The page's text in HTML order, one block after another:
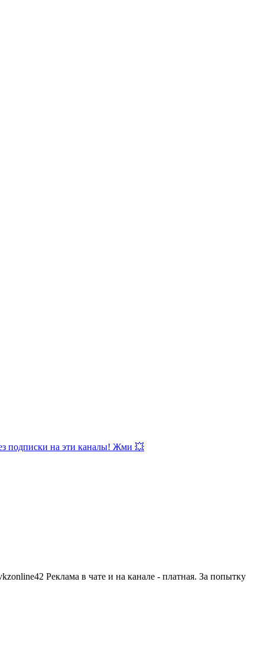
подписки на эти каналы! Жми 💥
Реклама в чате и на канале - платная. За попытку